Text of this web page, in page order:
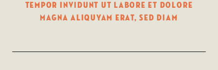
tempor invidunt ut labore et dolore
magna aliquyam erat, sed diam